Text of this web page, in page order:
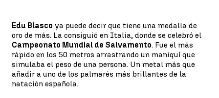
Edu Blasco ya puede decir que tiene una medalla de
oro de más. La consiguió en Italia, donde se celebró el
Campeonato Mundial de Salvamento. Fue el más
rápido en los 50 metros arrastrando un maniquí que
simulaba el peso de una persona. Un metal más que
añadir a uno de los palmarés más brillantes de la
natación española.